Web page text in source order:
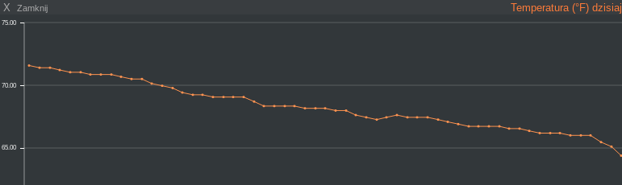
X Zamknij Temperatura (°F) dzisiaj